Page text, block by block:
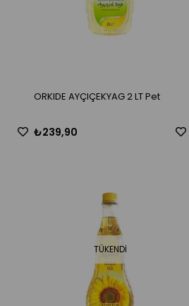
ORKIDE AYÇIÇEKYAG 2 LT Pet
₺239,90
TÜKENDI